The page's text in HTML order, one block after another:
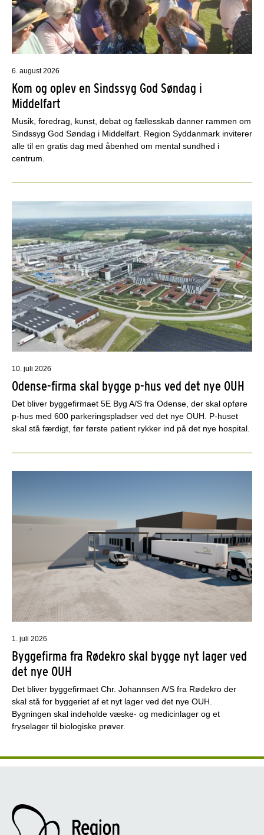
6. august 2026
Kom og oplev en Sindssyg God Søndag i
Middelfart
Musik, foredrag, kunst, debat og fællesskab danner rammen om
Sindssyg God Søndag i Middelfart. Region Syddanmark inviterer
alle til en gratis dag med åbenhed om mental sundhed i
centrum.
10. juli 2026
Odense-firma skal bygge p-hus ved det nye OUH
Det bliver byggefirmaet 5E Byg A/S fra Odense, der skal opføre
p-hus med 600 parkeringspladser ved det nye OUH. P-huset
skal stå færdigt, før første patient rykker ind på det nye hospital.
1. juli 2026
Byggefirma fra Rødekro skal bygge nyt lager ved
det nye OUH
Det bliver byggefirmaet Chr. Johannsen A/S fra Rødekro der
skal stå for byggeriet af et nyt lager ved det nye OUH.
Bygningen skal indeholde væske- og medicinlager og et
fryselager til biologiske prøver.